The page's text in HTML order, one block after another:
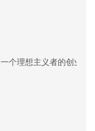
个理想主义者的创业故